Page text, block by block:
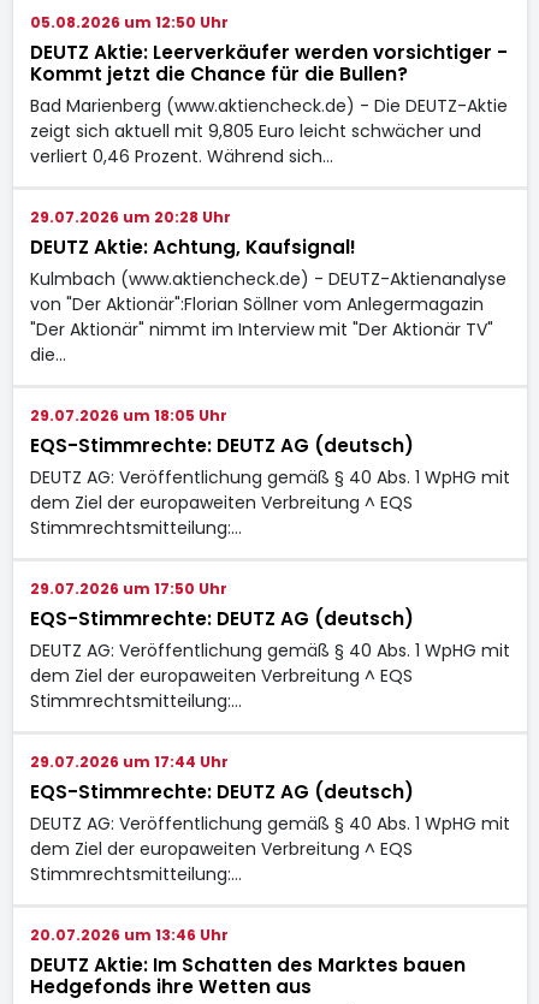
05.08.2026 um 12:50 Uhr
DEUTZ Aktie: Leerverkäufer werden vorsichtiger -
Kommt jetzt die Chance für die Bullen?
Bad Marienberg (www.aktiencheck.de) - Die DEUTZ-Aktie
zeigt sich aktuell mit 9,805 Euro leicht schwächer und
verliert 0,46 Prozent. Während sich…
29.07.2026 um 20:28 Uhr
DEUTZ Aktie: Achtung, Kaufsignal!
Kulmbach (www.aktiencheck.de) - DEUTZ-Aktienanalyse
von "Der Aktionär":Florian Söllner vom Anlegermagazin
"Der Aktionär" nimmt im Interview mit "Der Aktionär TV"
die…
29.07.2026 um 18:05 Uhr
EQS-Stimmrechte: DEUTZ AG (deutsch)
DEUTZ AG: Veröffentlichung gemäß § 40 Abs. 1 WpHG mit
dem Ziel der europaweiten Verbreitung ^ EQS
Stimmrechtsmitteilung:…
29.07.2026 um 17:50 Uhr
EQS-Stimmrechte: DEUTZ AG (deutsch)
DEUTZ AG: Veröffentlichung gemäß § 40 Abs. 1 WpHG mit
dem Ziel der europaweiten Verbreitung ^ EQS
Stimmrechtsmitteilung:…
29.07.2026 um 17:44 Uhr
EQS-Stimmrechte: DEUTZ AG (deutsch)
DEUTZ AG: Veröffentlichung gemäß § 40 Abs. 1 WpHG mit
dem Ziel der europaweiten Verbreitung ^ EQS
Stimmrechtsmitteilung:…
20.07.2026 um 13:46 Uhr
DEUTZ Aktie: Im Schatten des Marktes bauen
Hedgefonds ihre Wetten aus